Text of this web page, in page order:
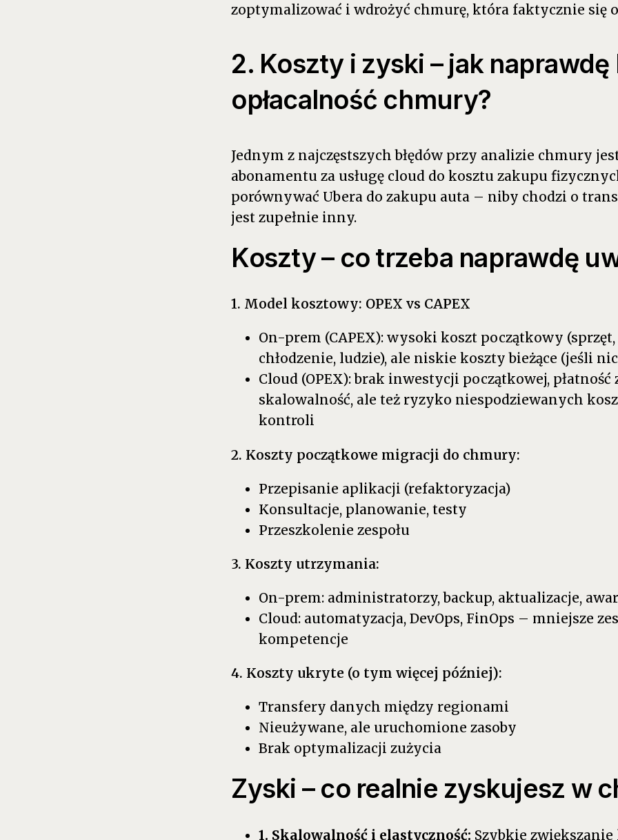
zoptymalizować i wdrożyć chmurę, która faktycznie się
2. Koszty i zyski – jak
opłacalność chmury?
Jednym z najczęstszych błędów przy analizie chmury
abonamentu za usługę cloud do kosztu zakupu
porównywać Ubera do zakupu auta – niby chodzi o
jest zupełnie inny.
Koszty – co trzeba naprawdę
1. Model kosztowy: OPEX vs CAPEX
On-prem (CAPEX): wysoki koszt początkowy
chłodzenie, ludzie), ale niskie koszty bieżące (jeśli
Cloud (OPEX): brak inwestycji początkowej, płatność
skalowalność, ale też ryzyko niespodziewanych
kontroli
2. Koszty początkowe migracji do chmury:
Przepisanie aplikacji (refaktoryzacja)
Konsultacje, planowanie, testy
Przeszkolenie zespołu
3. Koszty utrzymania:
On-prem: administratorzy, backup, aktualizacje,
Cloud: automatyzacja, DevOps, FinOps – mniejsze
kompetencje
4. Koszty ukryte (o tym więcej później):
Transfery danych między regionami
Nieużywane, ale uruchomione zasoby
Brak optymalizacji zużycia
Zyski – co realnie zyskujesz w
1. Skalowalność i elastyczność: Szybkie